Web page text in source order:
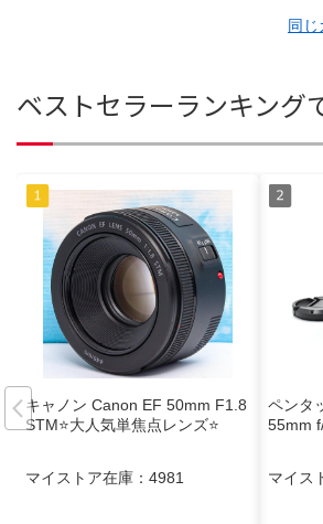
同じ
ベストセラーランキング
キャノン Canon EF 50mm F1.8
STM⭐️大人気単焦点レンズ⭐️
マイストア在庫： 4981
ペンタ
55mm
マイス